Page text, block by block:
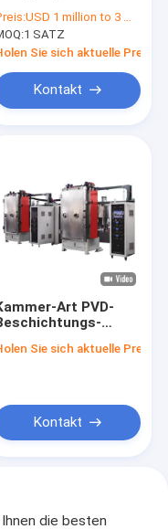
verstärkt für Öl-
flexibles Rohr
an Land
USD 1 million to 3 million
1 SATZ
Sie sich aktuelle Preis
Kontakt
Art PVD-
spritzen
Sie sich aktuelle Preis
Kontakt
die besten